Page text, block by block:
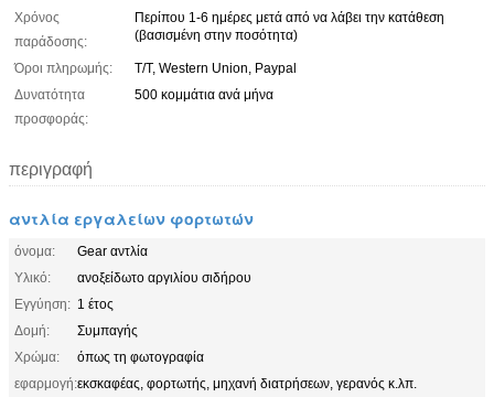
Χρόνος
παράδοσης:
Περίπου 1-6 ημέρες μετά από να λάβει την κατάθεση
(βασισμένη στην ποσότητα)
Όροι πληρωμής:
T/T, Western Union, Paypal
Δυνατότητα
προσφοράς:
500 κομμάτια ανά μήνα
περιγραφή
αντλία εργαλείων φορτωτών
όνομα:
Gear αντλία
Υλικό:
ανοξείδωτο αργιλίου σιδήρου
Εγγύηση: 1 έτος
Δομή:
Συμπαγής
Χρώμα:
όπως τη φωτογραφία
εφαρμογή:εκσκαφέας, φορτωτής, μηχανή διατρήσεων, γερανός κ.λπ.